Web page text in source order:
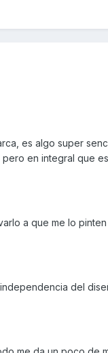
es algo super
en integral que
a que me lo
del